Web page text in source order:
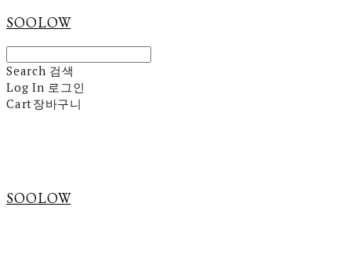
SOOLOW
Search 검색
Log In 로그인
Cart장바구니
SOOLOW